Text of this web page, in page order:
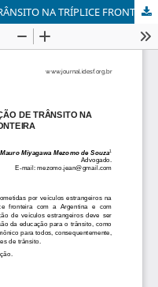
NA TRÍPLICE FRONTEIRA